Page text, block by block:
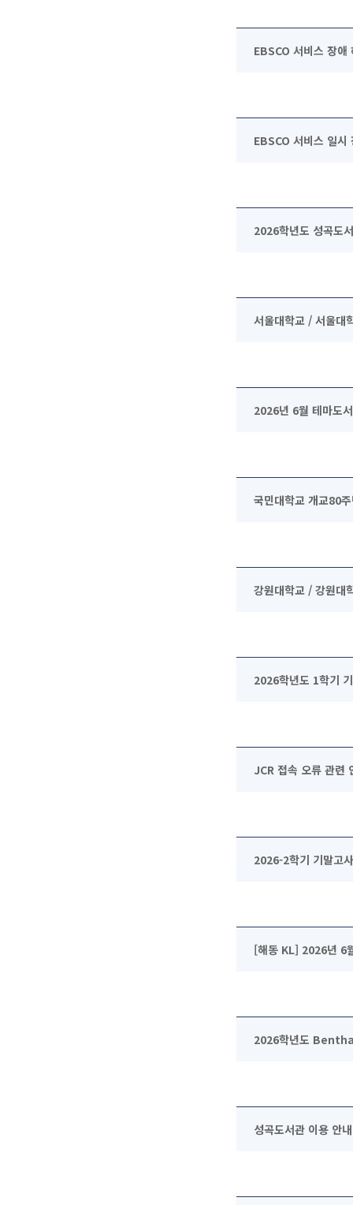
EBSCO 서비스 장
EBSCO 서비스 일
2026학년도 성곡도
서울대학교 / 서울대
2026년 6월 테마도
국민대학교 개교80
강원대학교 / 강원대
2026학년도 1학기
JCR 접속 오류 관련
2026-2학기 기말고
[해동 KL] 2026년 6
2026학년도
성곡도서관 이용